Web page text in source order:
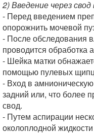
2) Введение через
- Перед введением
опорожнить мочевой
- После обследования
проводится обработка
- Шейка матки
помощью пулевых
- Вход в
задний или, что более
свод.
- Путем аспирации
околоплодной